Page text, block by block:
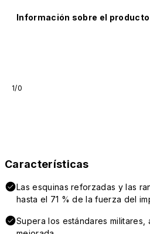
Información sobre el producto
1/0
Características
Las esquinas reforzadas y las
hasta el 71 % de la fuerza del
Supera los estándares militares,